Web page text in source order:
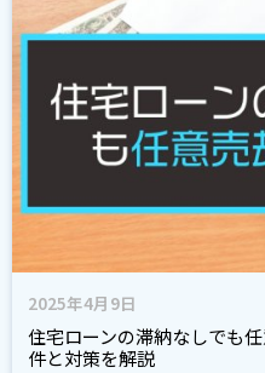
2025年4月9日
住宅ローンの滞納なしでも
件と対策を解説